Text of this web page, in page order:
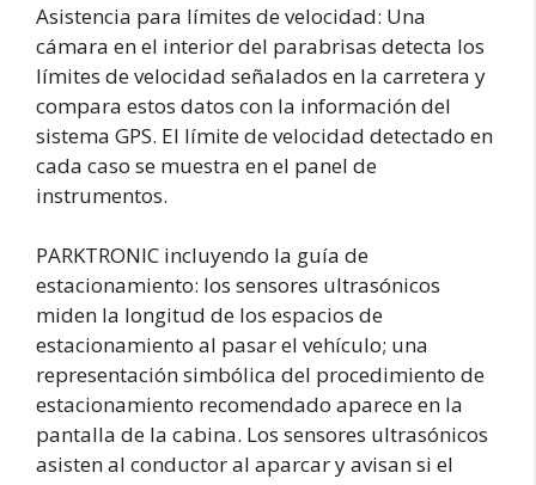
Asistencia para límites de velocidad: Una
cámara en el interior del parabrisas detecta los
límites de velocidad señalados en la carretera y
compara estos datos con la información del
sistema GPS. El límite de velocidad detectado en
cada caso se muestra en el panel de
instrumentos.
PARKTRONIC incluyendo la guía de
estacionamiento: los sensores ultrasónicos
miden la longitud de los espacios de
estacionamiento al pasar el vehículo; una
representación simbólica del procedimiento de
estacionamiento recomendado aparece en la
pantalla de la cabina. Los sensores ultrasónicos
asisten al conductor al aparcar y avisan si el